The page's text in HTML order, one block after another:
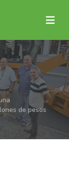
de pesos